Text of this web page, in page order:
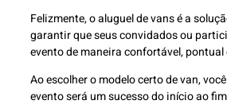
Felizmente, o aluguel de vans é a
garantir que seus convidados ou
evento de maneira confortável, pontual
Ao escolher o modelo certo de van,
evento será um sucesso do início ao